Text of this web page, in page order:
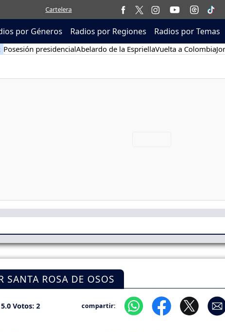
Cartelera
por Géneros Radios por Regiones Radios por Temas
Posesión presidencialAbelardo de la EspriellaVuelta a Colombia
SANTA ROSA DE OSOS
5.0 Votos: 2 compartir: